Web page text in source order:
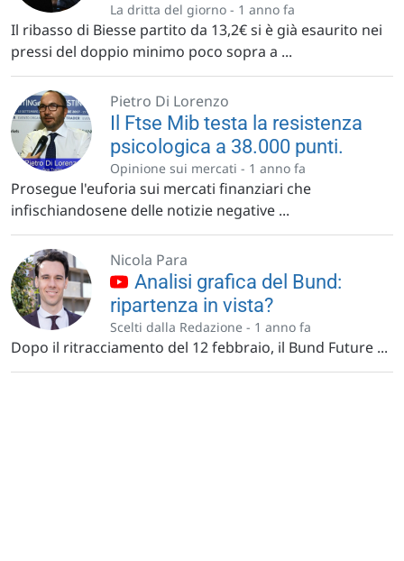
La dritta del giorno - 1 anno fa
Il ribasso di Biesse partito da 13,2€ si è già esaurito nei
pressi del doppio minimo poco sopra a ...
Pietro Di Lorenzo
Il Ftse Mib testa la resistenza
psicologica a 38.000 punti.
Opinione sui mercati - 1 anno fa
Prosegue l'euforia sui mercati finanziari che
infischiandosene delle notizie negative ...
Nicola Para
Analisi grafica del Bund:
ripartenza in vista?
Scelti dalla Redazione - 1 anno fa
Dopo il ritracciamento del 12 febbraio, il Bund Future ...